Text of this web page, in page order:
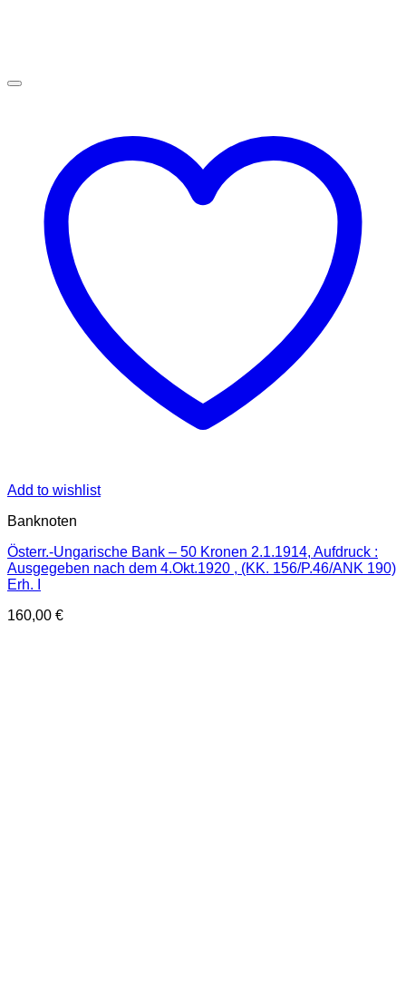
Add to wishlist
Banknoten
Österr.-Ungarische Bank – 50 Kronen 2.1.1914, Aufdruck :
Ausgegeben nach dem 4.Okt.1920 , (KK. 156/P.46/ANK 190)
Erh. I
160,00 €